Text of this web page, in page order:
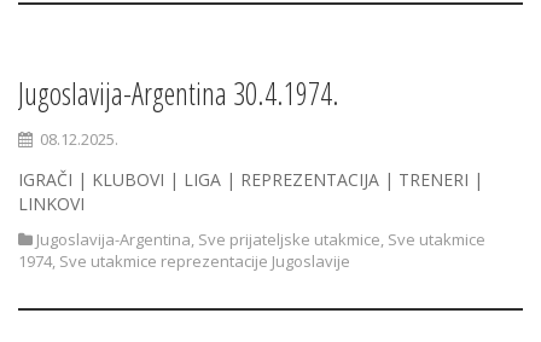
Jugoslavija-Argentina 30.4.1974.
08.12.2025.
IGRAČI | KLUBOVI | LIGA | REPREZENTACIJA | TRENERI |
LINKOVI
Jugoslavija-Argentina, Sve prijateljske utakmice, Sve utakmice
1974, Sve utakmice reprezentacije Jugoslavije